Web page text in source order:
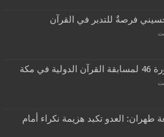
فرصةٌ للتدبر في القرآن
في مكة
العدو تكبد هزيمة نكراء أمام